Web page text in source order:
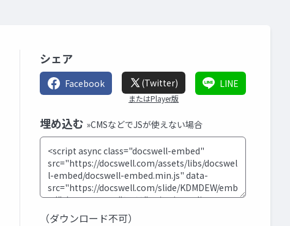
シェア
Facebook (Twitter)
またはPlayer版
LINE
埋め込む »CMSなどでJSが使えない場合
（ダウンロード不可）